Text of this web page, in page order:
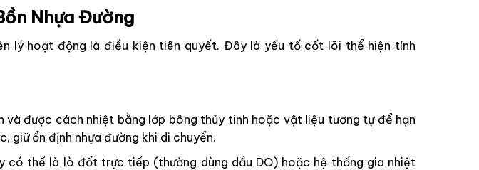
Nhựa Đường
lý hoạt động là điều kiện tiên quyết. Đây là yếu tố cốt lõi thể hiện tính
được cách nhiệt bằng lớp bông thủy tinh hoặc vật liệu tương tự để hạn
ổn định nhựa đường khi di chuyển.
thể là lò đốt trực tiếp (thường dùng dầu DO) hoặc hệ thống gia nhiệt